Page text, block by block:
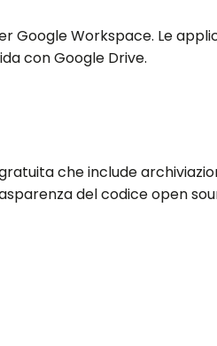
Workspace. Le
con Google Drive.
che include
del codice open